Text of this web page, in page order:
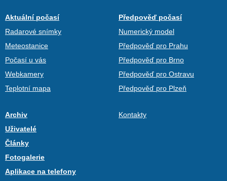
Aktuální počasí
Radarové snímky
Meteostanice
Počasí u vás
Webkamery
Teplotní mapa
Předpověď počasí
Numerický model
Předpověď pro Prahu
Předpověď pro Brno
Předpověď pro Ostravu
Předpověď pro Plzeň
Archiv
Uživatelé
Články
Fotogalerie
Aplikace na telefony
Kontakty